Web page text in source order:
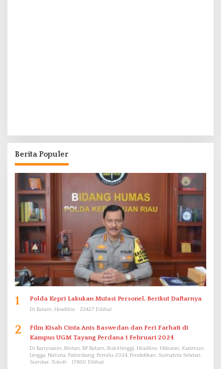
Berita Populer
1 Polda Kepri Lakukan Mutasi Personel, Berikut Daftarnya
Di Batam, Headline 23427 Dilihat
2
Film Kisah Cinta Anis Baswedan dan Feri Farhati di
Kampus UGM Tayang Perdana 1 Februari 2024
Di Banyuasin, Bintan, BP Batam, Bukittinggi, Headline, Hiburan, Karimun,
Lingga, Natuna, Palembang, Pemilu 2024, Pendidikan, Sumatera Selatan,
Sumbar, Tokoh
17850 Dilihat